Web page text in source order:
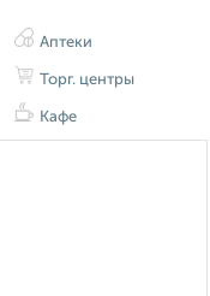
Аптеки
Торг. центры
Кафе